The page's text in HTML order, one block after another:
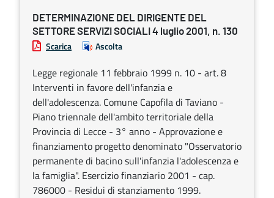
DETERMINAZIONE DEL DIRIGENTE DEL
SETTORE SERVIZI SOCIALI 4 luglio 2001, n. 130
Scarica Ascolta
Legge regionale 11 febbraio 1999 n. 10 - art. 8
Interventi in favore dell'infanzia e
dell'adolescenza. Comune Capofila di Taviano -
Piano triennale dell'ambito territoriale della
Provincia di Lecce - 3° anno - Approvazione e
finanziamento progetto denominato "Osservatorio
permanente di bacino sull'infanzia l'adolescenza e
la famiglia". Esercizio finanziario 2001 - cap.
786000 - Residui di stanziamento 1999.